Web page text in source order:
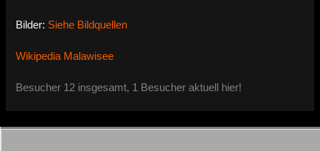
Bilder: Siehe Bildquellen
Wikipedia Malawisee
Besucher 12 insgesamt, 1 Besucher aktuell hier!